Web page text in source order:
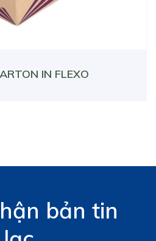
IN FLEXO
bản tin